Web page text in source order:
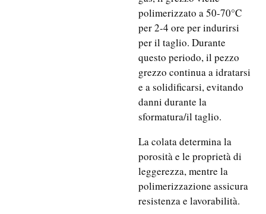
polimerizzato a 50-70°C
per 2-4 ore per indurirsi
per il taglio. Durante
questo periodo, il pezzo
grezzo continua a idratarsi
e a solidificarsi, evitando
danni durante la
sformatura/il taglio.
La colata determina la
porosità e le proprietà di
leggerezza, mentre la
polimerizzazione assicura
resistenza e lavorabilità.